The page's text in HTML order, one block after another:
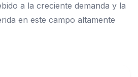
a la creciente demanda y la
en este campo altamente